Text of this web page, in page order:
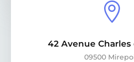

42 Avenue Charles
09500